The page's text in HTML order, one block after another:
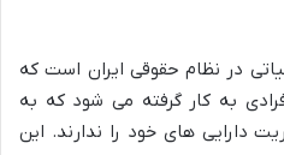
در نظام حقوقی ایران است که
به کار گرفته می شود که به
دارایی های خود را ندارند. این